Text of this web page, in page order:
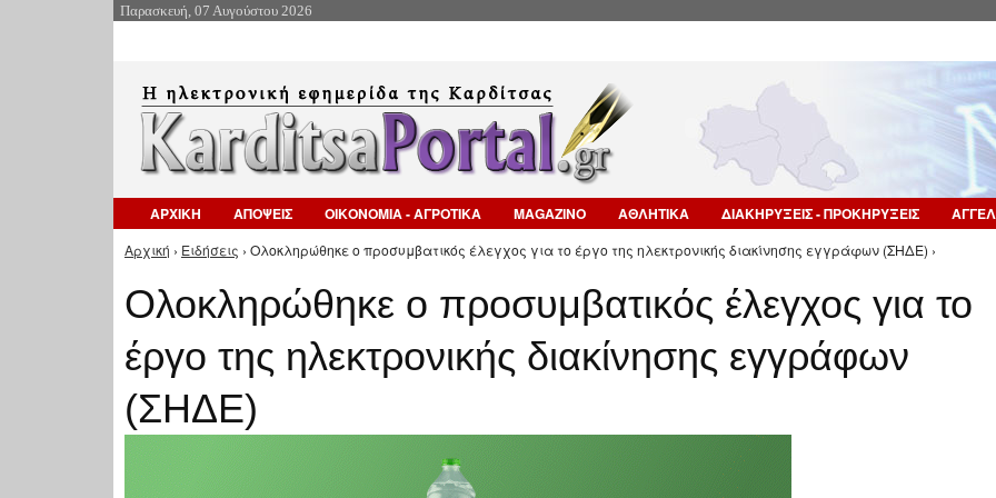
Παρασκευή, 07 Αυγούστου 2026
ΑΡΧΙΚΗ ΑΠΟΨΕΙΣ ΟΙΚΟΝΟΜΙΑ - ΑΓΡΟΤΙΚΑ MAGAZINO ΑΘΛΗΤΙΚΑ ΔΙΑΚΗΡΥΞΕΙΣ - ΠΡΟΚΗΡΥΞΕΙΣ
Είστε εδώ
Αρχική › Ειδήσεις › Ολοκληρώθηκε ο προσυμβατικός έλεγχος για το έργο της ηλεκτρονικής διακίνησης εγγράφων (ΣΗΔΕ) ›
Ολοκληρώθηκε ο προσυμβατικός έλεγχος για το
έργο της ηλεκτρονικής διακίνησης εγγράφων
(ΣΗΔΕ)